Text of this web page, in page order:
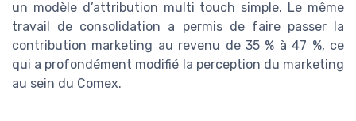
un modèle d’attribution multi touch simple. Le même
travail de consolidation a permis de faire passer la
contribution marketing au revenu de 35 % à 47 %, ce
qui a profondément modifié la perception du marketing
au sein du Comex.